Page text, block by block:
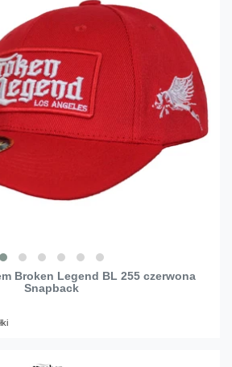
Broken Legend BL 255 czerwona
Snapback